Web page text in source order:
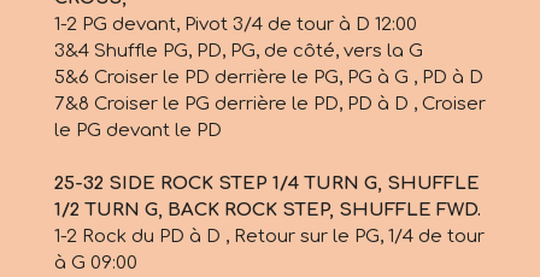
1-2 PG devant, Pivot 3/4 de tour à D 12:00
3&4 Shuffle PG, PD, PG, de côté, vers la G
5&6 Croiser le PD derrière le PG, PG à G , PD à D
7&8 Croiser le PG derrière le PD, PD à D , Croiser
le PG devant le PD
25-32 SIDE ROCK STEP 1/4 TURN G, SHUFFLE
1/2 TURN G, BACK ROCK STEP, SHUFFLE FWD.
1-2 Rock du PD à D , Retour sur le PG, 1/4 de tour
à G 09:00